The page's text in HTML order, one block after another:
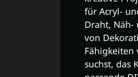
für Acryl-
Draht, Näh-
von
Fähigkeiten
suchst, das